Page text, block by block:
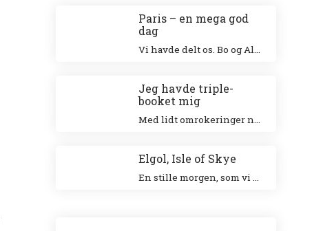
Paris – en mega god
dag
Vi havde delt os. Bo og Alex besøgte Eiffeltårnet og Niki og jeg besøgte Louvre. Jeg klatrede op i Eiffeltårnet for 20 år siden sammen med min veninde Tina og Niki ville allerhelst besøge Louvre.
Jeg havde triple-
booket mig
Med lidt omrokeringer nåede jeg det hele – og helt uden stress.
Elgol, Isle of Skye
En stille morgen, som vi nød ved den smukke havn. Vi gik en tur langs landsbyen ud til forsamlingshuset, hvor der var små boder, der solgte lokale ting.